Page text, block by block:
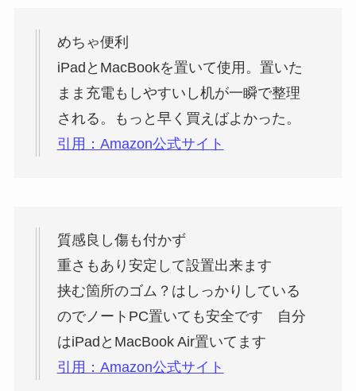
めちゃ便利
iPadとMacBookを置いて使用。置いた
まま充電もしやすいし机が一瞬で整理
される。もっと早く買えばよかった。
引用：Amazon公式サイト
質感良し傷も付かず
重さもあり安定して設置出来ます
挟む箇所のゴム？はしっかりしている
のでノートPC置いても安全です 自分
はiPadとMacBook Air置いてます
引用：Amazon公式サイト